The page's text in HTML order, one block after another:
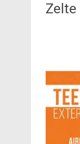
Zelte